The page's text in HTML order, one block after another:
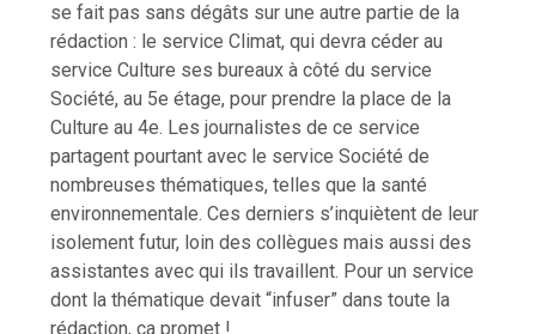
se fait pas sans dégâts sur une autre partie de la
rédaction : le service Climat, qui devra céder au
service Culture ses bureaux à côté du service
Société, au 5e étage, pour prendre la place de la
Culture au 4e. Les journalistes de ce service
partagent pourtant avec le service Société de
nombreuses thématiques, telles que la santé
environnementale. Ces derniers s’inquiètent de leur
isolement futur, loin des collègues mais aussi des
assistantes avec qui ils travaillent. Pour un service
dont la thématique devait “infuser” dans toute la
rédaction, ça promet !